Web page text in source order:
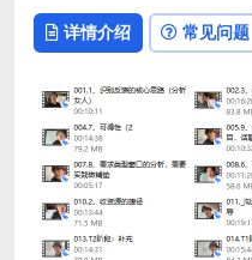
详情介绍 常见问题